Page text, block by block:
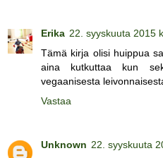
Erika 22. syyskuuta 2015
Tämä kirja olisi huippua
aina kutkuttaa kun
vegaanisesta
Vastaa
Unknown 22. syyskuuta